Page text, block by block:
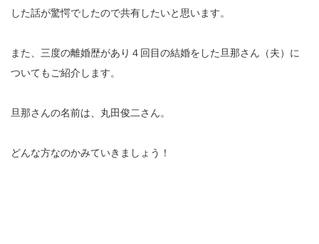
した話が驚愕でしたので共有したいと思います。
また、三度の離婚歴があり４回目の結婚をした旦那さん（夫）に
ついてもご紹介します。
旦那さんの名前は、丸田俊二さん。
どんな方なのかみていきましょう！